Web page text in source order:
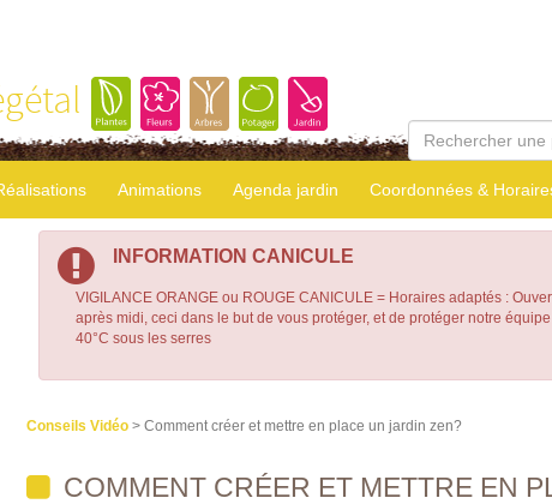
Animations Agenda jardin Coordonnées &
INFORMATION CANICULE
VIGILANCE ORANGE ou ROUGE CANICULE = Horaires adaptés :
après midi, ceci dans le but de vous protéger, et de protéger notre
40°C sous les serres
Conseils Vidéo > Comment créer et mettre en place un jardin zen?
COMMENT CRÉER ET METTRE EN